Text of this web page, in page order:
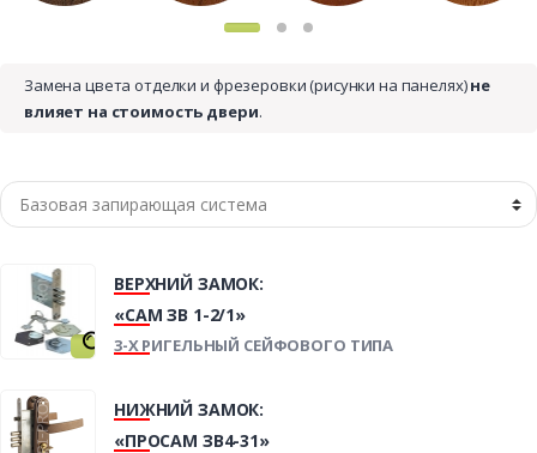
Замена цвета отделки и фрезеровки (рисунки на панелях)не
влияет на стоимость двери.
ВЕРХНИЙ ЗАМОК:
«САМ ЗВ 1-2/1»
3-Х РИГЕЛЬНЫЙ СЕЙФОВОГО ТИПА
НИЖНИЙ ЗАМОК:
«ПРОСАМ ЗВ4-31»